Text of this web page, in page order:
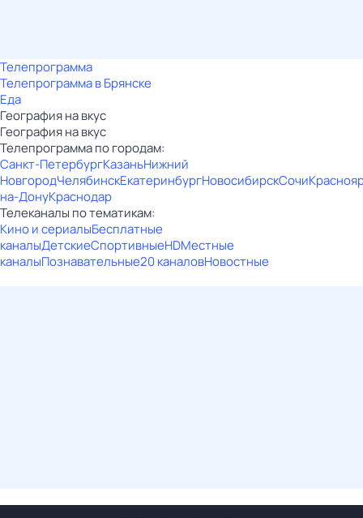
Телепрограмма
Телепрограмма в Брянске
Еда
География на вкус
География на вкус
Телепрограмма по городам:
Санкт-ПетербургКазаньНижний
НовгородЧелябинскЕкатеринбургНовосибирскСочи
на-ДонуКраснодар
Телеканалы по тематикам:
Кино и сериалыБесплатные
каналыДетскиеСпортивныеHDМестные
каналыПознавательные20 каналовНовостные